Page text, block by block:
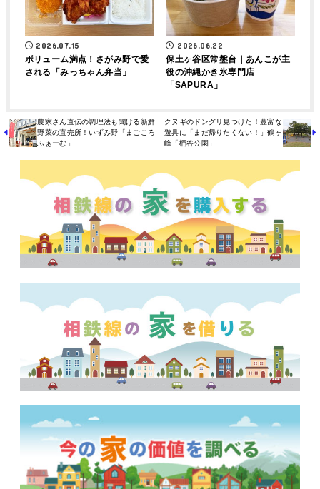
2026.07.15
ボリューム満点！さがみ野で愛
される「みっちゃん弁当」
2026.06.22
保土ヶ谷区常盤台｜あんこが主
役の沖縄かき氷専門店
「SAPURA」
農家さん直伝の調理法も聞ける新鮮
野菜の直売所！いずみ野「まごころ
ふぁーむ」
クヌギのドングリ見つけた！豊富な
遊具に「まだ帰りたくない！」鶴ヶ
峰「椚谷公園」